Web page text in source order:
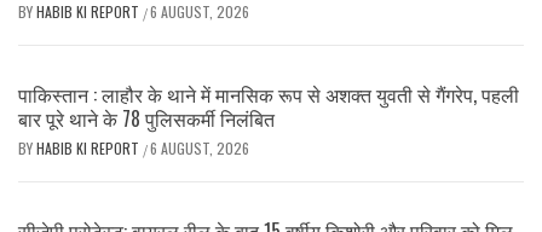
BYHABIB KI REPORT /6 AUGUST, 2026
पाकिस्तान : लाहौर के थाने में मानसिक रूप से अशक्त युवती से गैंगरेप, पहली
बार पूरे थाने के 78 पुलिसकर्मी निलंबित
BYHABIB KI REPORT /6 AUGUST, 2026